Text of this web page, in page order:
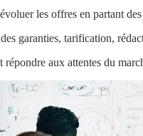
les offres en partant
garanties, tarification,
aux attentes du